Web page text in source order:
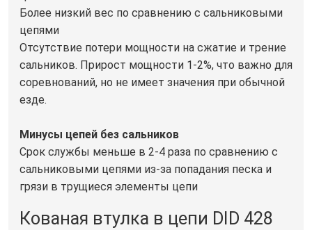
Более низкий вес по сравнению с сальниковыми
цепями
Отсутствие потери мощности на сжатие и трение
сальников. Прирост мощности 1-2%, что важно для
соревнований, но не имеет значения при обычной
езде.
Минусы цепей без сальников
Срок службы меньше в 2-4 раза по сравнению с
сальниковыми цепями из-за попадания песка и
грязи в трущиеся элементы цепи
Кованая втулка в цепи DID 428